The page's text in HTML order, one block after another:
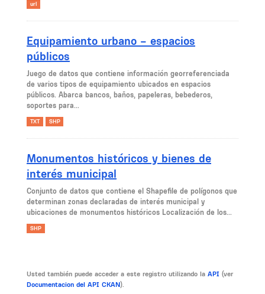
url
Equipamiento urbano – espacios
públicos
Juego de datos que contiene información georreferenciada
de varios tipos de equipamiento ubicados en espacios
públicos. Abarca bancos, baños, papeleras, bebederos,
soportes para...
TXT SHP
Monumentos históricos y bienes de
interés municipal
Conjunto de datos que contiene el Shapefile de polígonos que
determinan zonas declaradas de interés municipal y
ubicaciones de monumentos históricos Localización de los...
SHP
Usted también puede acceder a este registro utilizando la API (ver
Documentacion del API CKAN).